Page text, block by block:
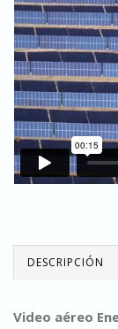
DESCRIPCIÓN
Video aéreo